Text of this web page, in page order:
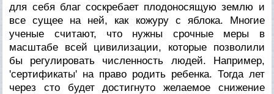
для себя благ соскребает плодоносящую землю и
все сущее на ней, как кожуру с яблока. Многие
ученые считают, что нужны срочные меры в
масштабе всей цивилизации, которые позволили
бы регулировать численность людей. Например,
'сертификаты' на право родить ребенка. Тогда лет
через сто будет достигнуто желаемое снижение